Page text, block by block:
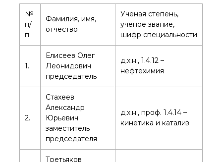
№
п/
п
Фамилия, имя,
отчество
Ученая степень,
ученое звание,
шифр специальности
1.
Елисеев Олег
Леонидович
председатель
д.х.н., 1.4.12 –
нефтехимия
2.
Стахеев
Александр
Юрьевич
заместитель
председателя
д.х.н., проф. 1.4.14 –
кинетика и катализ
Третьяков